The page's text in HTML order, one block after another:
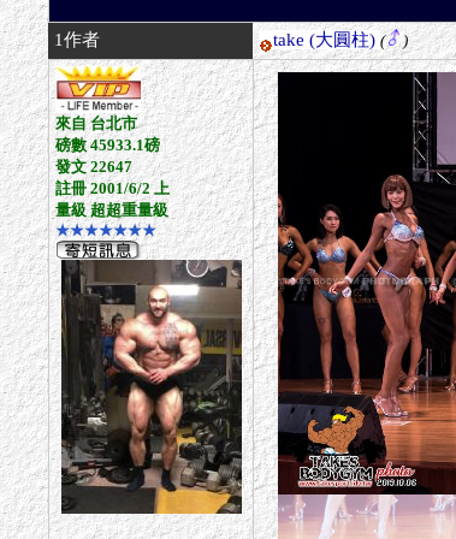
1作者 take (大圓柱) ( )
來自 台北市
磅數 45933.1磅
發文 22647
註冊 2001/6/2 上
量級 超超重量級
★★★★★★★